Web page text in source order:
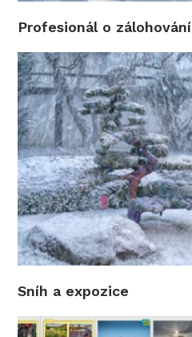
Profesionál o zálohování
Sníh a expozice